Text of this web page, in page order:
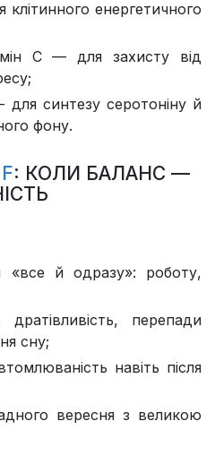
енергетичного
С — для захисту від
синтезу серотоніну й
фону.
: КОЛИ БАЛАНС —
«все й одразу»: роботу,
перепади
сну;
навіть після
вересня з великою